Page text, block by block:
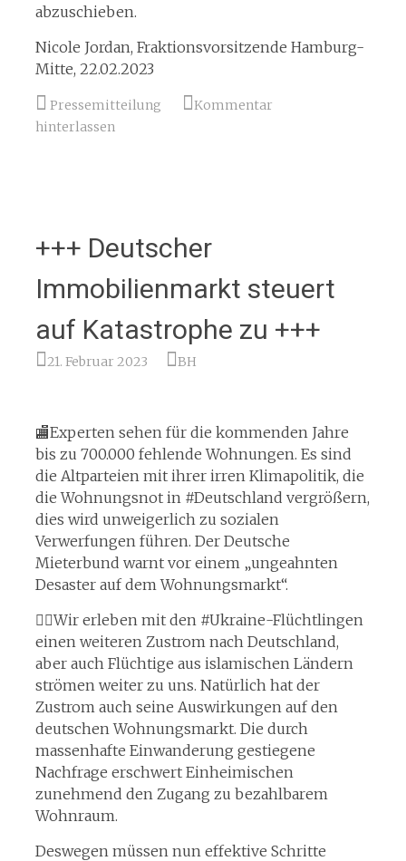
abzuschieben.
Nicole Jordan, Fraktionsvorsitzende Hamburg-
Mitte, 22.02.2023
Pressemitteilung
Kommentar
hinterlassen
+++ Deutscher
Immobilienmarkt steuert
auf Katastrophe zu +++
21. Februar 2023 BH
🏬Experten sehen für die kommenden Jahre
bis zu 700.000 fehlende Wohnungen. Es sind
die Altparteien mit ihrer irren Klimapolitik, die
die Wohnungsnot in #Deutschland vergrößern,
dies wird unweigerlich zu sozialen
Verwerfungen führen. Der Deutsche
Mieterbund warnt vor einem „ungeahnten
Desaster auf dem Wohnungsmarkt“.
🏃‍♂️Wir erleben mit den #Ukraine-Flüchtlingen
einen weiteren Zustrom nach Deutschland,
aber auch Flüchtige aus islamischen Ländern
strömen weiter zu uns. Natürlich hat der
Zustrom auch seine Auswirkungen auf den
deutschen Wohnungsmarkt. Die durch
massenhafte Einwanderung gestiegene
Nachfrage erschwert Einheimischen
zunehmend den Zugang zu bezahlbarem
Wohnraum.
Deswegen müssen nun effektive Schritte